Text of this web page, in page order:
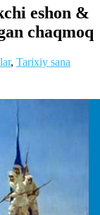
eshon &
chaqmoq
, Tarixiy sana